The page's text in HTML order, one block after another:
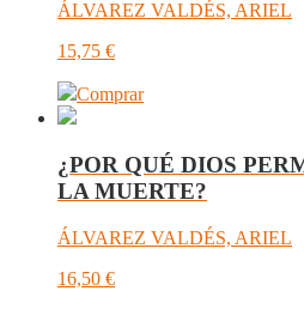
ÁLVAREZ VALDÉS, ARIEL
15,75 €
Comprar
¿POR QUÉ DIOS
LA MUERTE?
ÁLVAREZ VALDÉS, ARIEL
16,50 €